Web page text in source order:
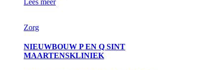
Lees meer
Zorg
NIEUWBOUW P EN Q SINT
MAARTENSKLINIEK